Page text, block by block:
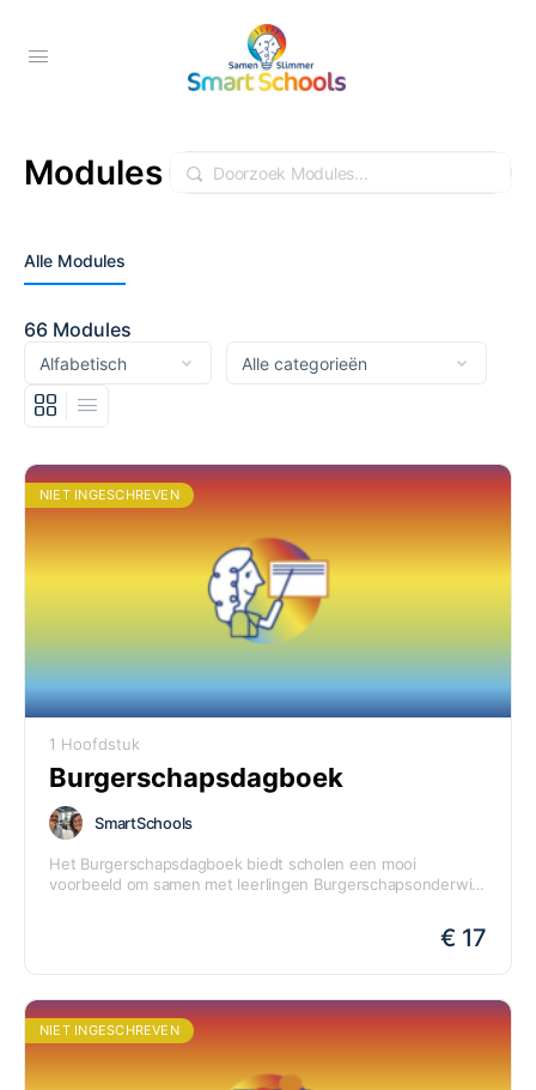
Modules Doorzoek
Alle Modules
66 Modules
NIET INGESCHREVEN
1 Hoofdstuk
Burgerschapsdagboek
SmartSchools
Het Burgerschapsdagboek biedt scholen een mooi
voorbeeld om samen met leerlingen Burgerschapsonderwijs
€ 17
NIET INGESCHREVEN